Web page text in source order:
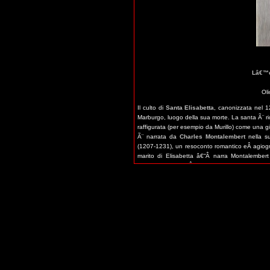
Il culto di Santa Elisabetta
, canonizzata nel
Marburgo, luogo della sua morte. La santa Ã¨
raffigurata (per esempio da Murillo) come una
Ã¨ narrata da Charles Montalembertnella
(1207-1231), un resoconto romantico eÂ
marito di Elisabetta â€“Â narra
dilapidando i suoiÂ beni facendo donazioni